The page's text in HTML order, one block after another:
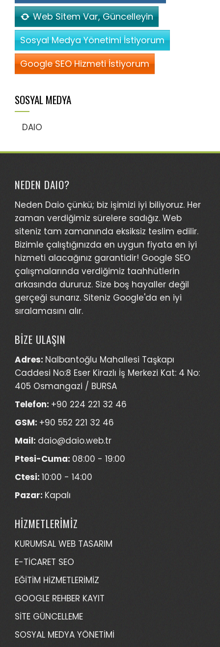
Web Sitem Var, Güncelleyin
Sosyal Medya Yönetimi İstiyorum
Google SEO Hizmeti İstiyorum
SOSYAL MEDYA
DAIO
NEDEN DAIO?
Neden Daio çünkü; biz işimizi iyi biliyoruz. Her
zaman verdiğimiz sürelere sadığız. Web
siteniz tam zamanında eksiksiz teslim edilir.
Bizimle çalıştığınızda en uygun fiyata en iyi
hizmeti alacağınız garantidir! Google SEO
çalışmalarında verdiğimiz taahhütlerin
arkasında dururuz. Size boş hayaller değil
gerçeği sunarız. Siteniz Google'da en iyi
sıralamasını alır.
BİZE ULAŞIN
Adres: Nalbantoğlu Mahallesi Taşkapı
Caddesi No:8 Eser Kirazlı İş Merkezi Kat: 4 No:
405 Osmangazi / BURSA
Telefon: +90 224 221 32 46
GSM: +90 552 221 32 46
Mail: daio@daio.web.tr
Ptesi-Cuma: 08:00 - 19:00
Ctesi: 10:00 - 14:00
Pazar: Kapalı
HİZMETLERİMİZ
KURUMSAL WEB TASARIM
E-TİCARET SEO
EĞİTİM HİZMETLERİMİZ
GOOGLE REHBER KAYIT
SİTE GÜNCELLEME
SOSYAL MEDYA YÖNETİMİ